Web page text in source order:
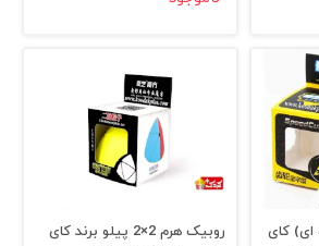
ای) کای
روبیک هرم 2×2 پیلو برند کای